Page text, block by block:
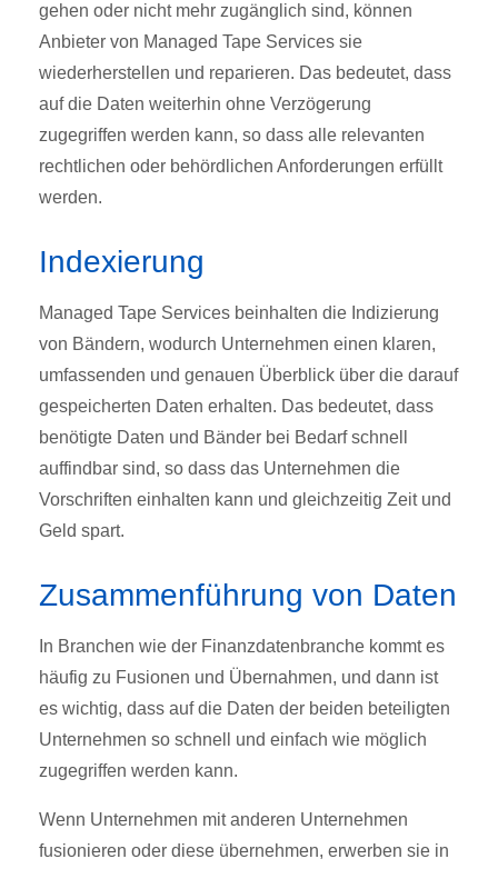
gehen oder nicht mehr zugänglich sind, können
Anbieter von Managed Tape Services sie
wiederherstellen und reparieren. Das bedeutet, dass
auf die Daten weiterhin ohne Verzögerung
zugegriffen werden kann, so dass alle relevanten
rechtlichen oder behördlichen Anforderungen erfüllt
werden.
Indexierung
Managed Tape Services beinhalten die Indizierung
von Bändern, wodurch Unternehmen einen klaren,
umfassenden und genauen Überblick über die darauf
gespeicherten Daten erhalten. Das bedeutet, dass
benötigte Daten und Bänder bei Bedarf schnell
auffindbar sind, so dass das Unternehmen die
Vorschriften einhalten kann und gleichzeitig Zeit und
Geld spart.
Zusammenführung von Daten
In Branchen wie der Finanzdatenbranche kommt es
häufig zu Fusionen und Übernahmen, und dann ist
es wichtig, dass auf die Daten der beiden beteiligten
Unternehmen so schnell und einfach wie möglich
zugegriffen werden kann.
Wenn Unternehmen mit anderen Unternehmen
fusionieren oder diese übernehmen, erwerben sie in